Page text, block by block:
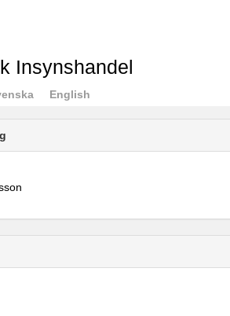
Insynshandel
English